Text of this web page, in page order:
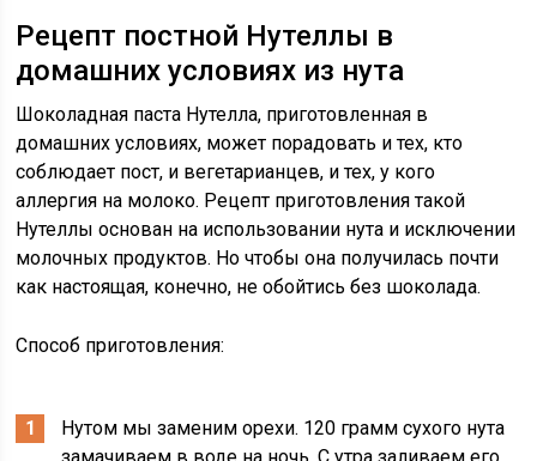
Рецепт постной Нутеллы в
домашних условиях из нута
Шоколадная паста Нутелла, приготовленная в
домашних условиях, может порадовать и тех, кто
соблюдает пост, и вегетарианцев, и тех, у кого
аллергия на молоко. Рецепт приготовления такой
Нутеллы основан на использовании нута и исключении
молочных продуктов. Но чтобы она получилась почти
как настоящая, конечно, не обойтись без шоколада.
Способ приготовления:
Нутом мы заменим орехи. 120 грамм сухого нута